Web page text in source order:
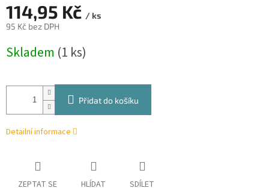
114,95 Kč / ks
95 Kč bez DPH
cena:
Skladem (1 ks)
Přidat do košíku
Detailní informace
ZEPTAT SE HLÍDAT SDÍLET